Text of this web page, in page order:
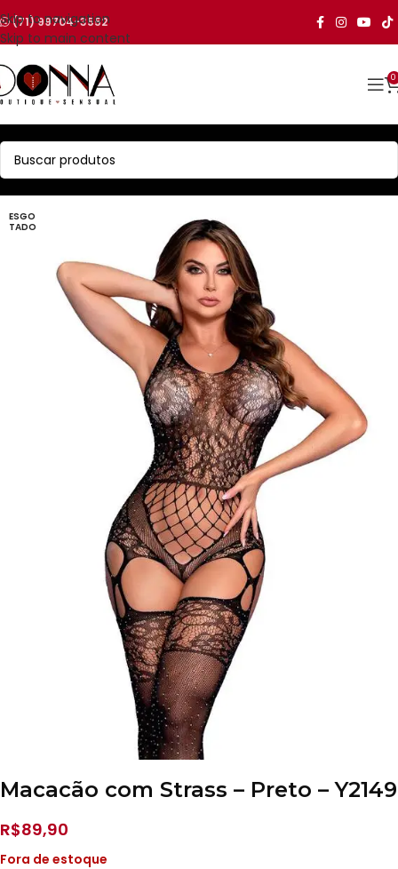
Skip to navigation
Skip to main content
(71) 99704-3552
0
ESGO
TADO
Macacão com Strass – Preto – Y2149
R$89,90
Fora de estoque